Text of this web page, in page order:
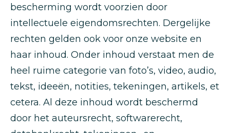
bescherming wordt voorzien door
intellectuele eigendomsrechten. Dergelijke
rechten gelden ook voor onze website en
haar inhoud. Onder inhoud verstaat men de
heel ruime categorie van foto’s, video, audio,
tekst, ideeën, notities, tekeningen, artikels, et
cetera. Al deze inhoud wordt beschermd
door het auteursrecht, softwarerecht,